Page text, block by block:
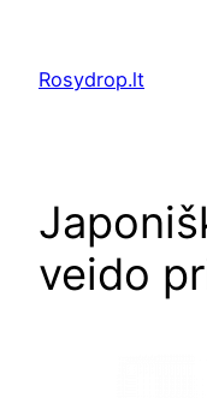
turinio
Rosydrop.lt
veido